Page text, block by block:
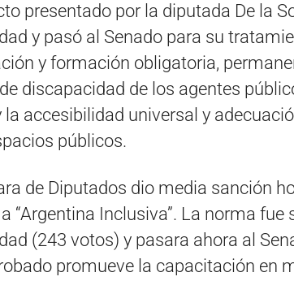
presentado por la diputada De la
y pasó al Senado para su
y formación obligatoria,
discapacidad de los agentes
la accesibilidad universal y
públicos.
de Diputados dio media sanción
“Argentina Inclusiva”. La norma fue
(243 votos) y pasara ahora al
promueve la capacitación en